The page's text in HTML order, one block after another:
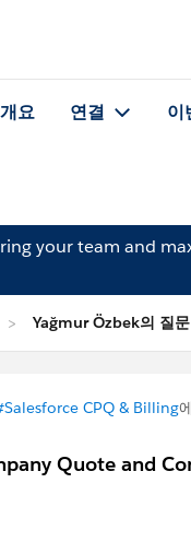
개요 연결 이
your team and
Yağmur Özbek의 질문
CPQ & Billing
Quote and